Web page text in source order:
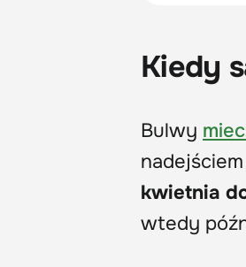
Kiedy
Bulwy
kwietnia
wtedy